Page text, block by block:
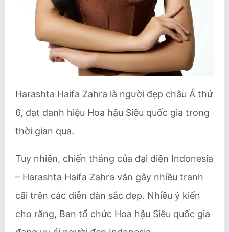
Harashta Haifa Zahra là người đẹp châu Á thứ
6, đạt danh hiệu Hoa hậu Siêu quốc gia trong
thời gian qua.
Tuy nhiên, chiến thắng của đại diện Indonesia
– Harashta Haifa Zahra vẫn gây nhiều tranh
cãi trên các diễn đàn sắc đẹp. Nhiều ý kiến
cho rằng, Ban tổ chức Hoa hậu Siêu quốc gia